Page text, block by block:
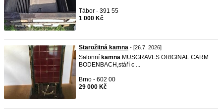
Tábor - 391 55
1 000 Kč
Starožitná kamna - [26.7. 2026]
Salonní kamna MUSGRAVES ORIGINAL CARM
BODENBACH,stáří c ...
Brno - 602 00
29 000 Kč